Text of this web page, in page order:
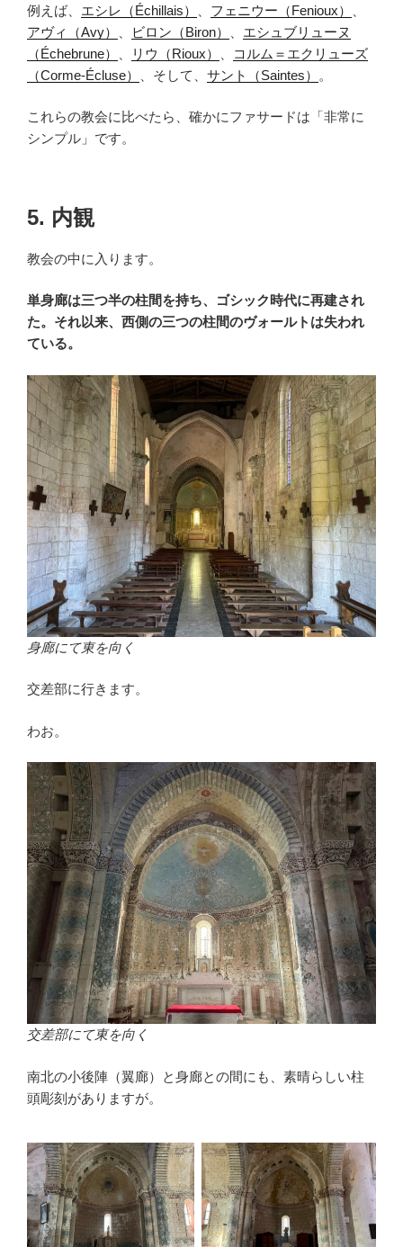
例えば、 エシレ（Échillais） フェニウー（Fenioux）
アヴィ（Avy）
ビロン（Biron）
エシュブリューヌ
（Échebrune）
リウ（Rioux）
コルム＝エクリューズ
（Corme-Écluse）
、そして、 サント（Saintes） 。
これらの教会に比べたら、確かにファサードは「非常に
シンプル」です。
5. 内観
教会の中に入ります。
単身廊は三つ半の柱間を持ち、ゴシック時代に再建され
た。それ以来、西側の三つの柱間のヴォールトは失われ
ている。
身廊にて東を向く
交差部に行きます。
わお。
交差部にて東を向く
南北の小後陣（翼廊）と身廊との間にも、素晴らしい柱
頭彫刻がありますが。